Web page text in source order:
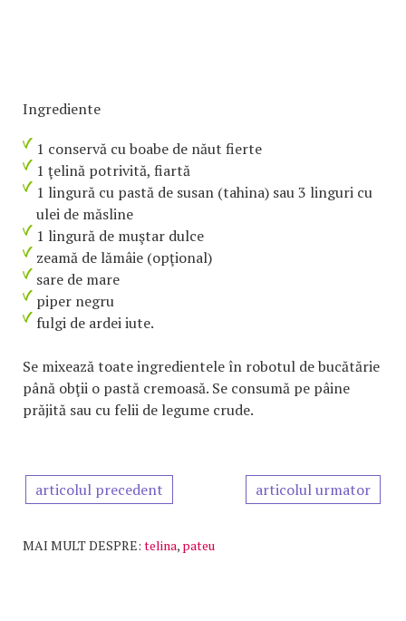
Ingrediente
1 conservă cu boabe de năut fierte
1 ţelină potrivită, fiartă
1 lingură cu pastă de susan (tahina) sau 3 linguri cu
ulei de măsline
1 lingură de muştar dulce
zeamă de lămâie (opţional)
sare de mare
piper negru
fulgi de ardei iute.
Se mixează toate ingredientele în robotul de bucătărie
până obţii o pastă cremoasă. Se consumă pe pâine
prăjită sau cu felii de legume crude.
articolul precedent articolul urmator
MAI MULT DESPRE: telina, pateu